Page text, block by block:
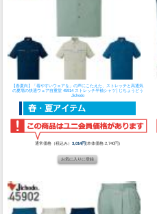
【春夏向】「着やすいウェアを」の声にこたえた、ストレッチと高通気
の夏場の快適ウェア自重堂 45914 ストレッチ半袖シャツ│じちょうどう
Jichodo
通常価格（税込み）3,014円(本体価格:2,740円)